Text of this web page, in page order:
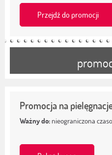
Przejdź do promocji
Promocja na
Ważny do: nieograniczona